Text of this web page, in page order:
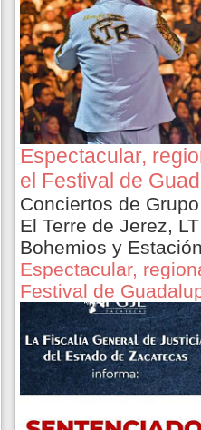
Espectacular,
el Festival de
Conciertos de
El Terre de Jerez,
Bohemios y
Espectacular,
Festival de